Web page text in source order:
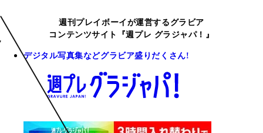
週刊プレイボーイが運営するグラビア
コンテンツサイト『週プレ グラジャパ！』
デジタル写真集などグラビア盛りだくさん!